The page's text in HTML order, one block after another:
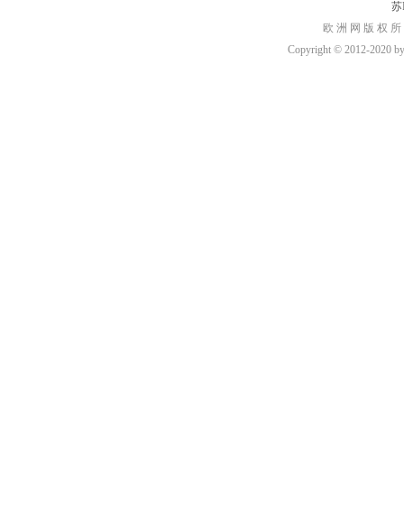
苏
欧 洲 网 版 权
Copyright © 2012-2020